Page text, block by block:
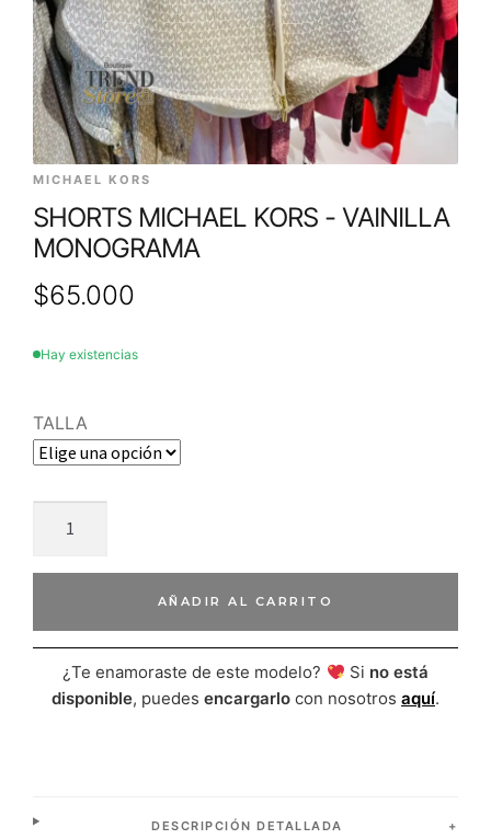
MICHAEL KORS
SHORTS MICHAEL KORS - VAINILLA
MONOGRAMA
$65.000
Hay existencias
TALLA
AÑADIR AL CARRITO
¿Te enamoraste de este modelo? Si no está
disponible, puedes encargarlo con nosotros aquí.
DESCRIPCIÓN DETALLADA